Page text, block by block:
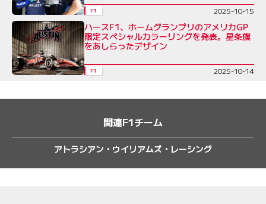
F1 2025-10-15
ハースF1、ホームグランプリのアメリカGP
限定スペシャルカラーリングを発表。星条旗
をあしらったデザイン
F1 2025-10-14
関連F1チーム
アトラシアン・ウイリアムズ・レーシング